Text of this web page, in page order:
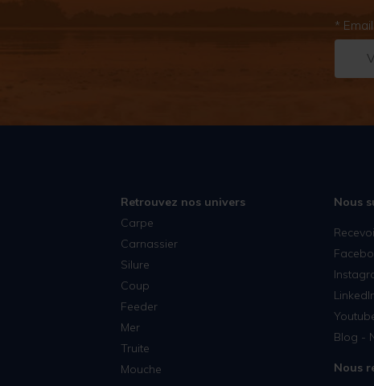
* Email
Retrouvez nos univers
Carpe
Carnassier
Silure
Coup
Feeder
Mer
Truite
Mouche
Nous
Blog -
Nous